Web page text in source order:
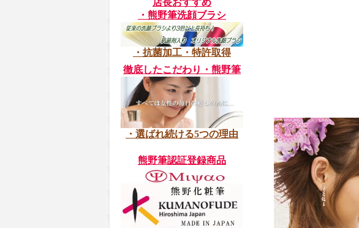
店長おすすめ
・熊野筆洗顔ブラシ
・抗菌加工・特許取得
徹底したこだわり・熊野筆
・選ばれ続ける5つの理由
熊野筆認証登録商品